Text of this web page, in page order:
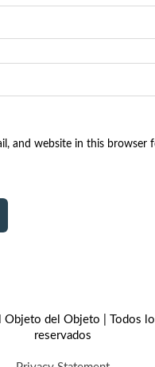
and website in this browser
del Objeto | Todos
reservados